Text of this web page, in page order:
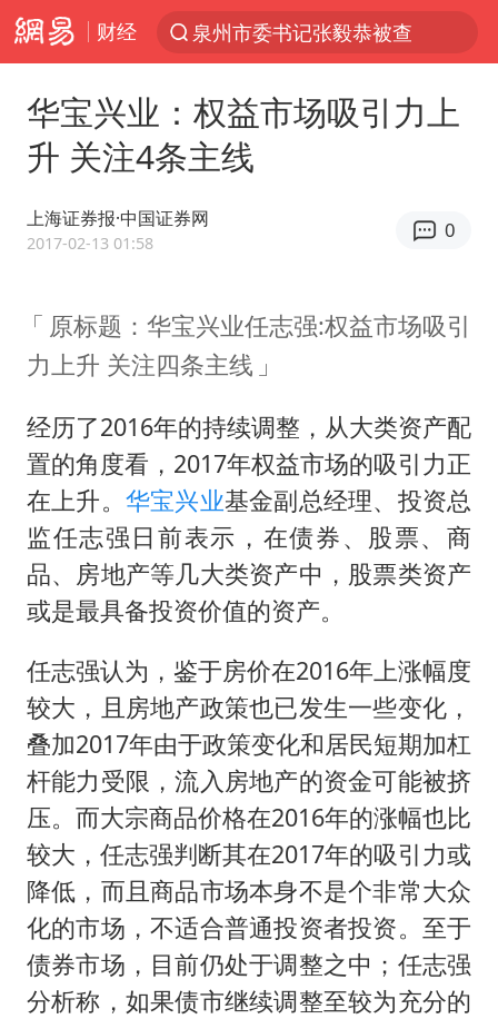
财经
泉州市委书记张毅恭被查
全球首个长时储能一体化产业园量产
台风白海豚加强
四川宜宾高县4.9级地震致1死
出口禁令驱动有色板块大涨
秋天的第一杯奶茶到底有多火
国防部：中国军队坚决反制任何闹海挑衅图谋
U17国足点球大战淘汰河床晋级决赛
美股存储板块集体大跌
国乒男单横滨冠军赛全军覆没
38岁演员求职万岁山NPC成功
胡彦斌获《歌手2026》歌王
日本试射“战斧”导弹，国防部回应
胡彦斌韩磊 谁帮谁
“今天得有40℃了吧 为啥还不预警”
夯实基础开新局
华宝兴业：权益市场吸引力上
升 关注4条主线
上海证券报·中国证券网
2017-02-13 01:58
0
原标题：华宝兴业任志强:权益市场吸引
力上升 关注四条主线
经历了2016年的持续调整，从大类资产配
置的角度看，2017年权益市场的吸引力正
在上升。 华宝兴业基金副总经理、投资总
监任志强日前表示，在债券、股票、商
品、房地产等几大类资产中，股票类资产
或是最具备投资价值的资产。
任志强认为，鉴于房价在2016年上涨幅度
较大，且房地产政策也已发生一些变化，
叠加2017年由于政策变化和居民短期加杠
杆能力受限，流入房地产的资金可能被挤
压。而大宗商品价格在2016年的涨幅也比
较大，任志强判断其在2017年的吸引力或
降低，而且商品市场本身不是个非常大众
化的市场，不适合普通投资者投资。至于
债券市场，目前仍处于调整之中；任志强
分析称，如果债市继续调整至较为充分的